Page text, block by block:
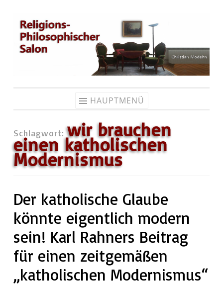
Zum
Inhalt
springen
HAUPTMENÜ
Schlagwort:wir brauchen
einen katholischen
Modernismus
Der katholische Glaube
könnte eigentlich modern
sein! Karl Rahners Beitrag
für einen zeitgemäßen
„katholischen Modernismus“